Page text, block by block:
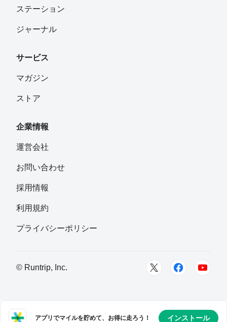
ステーション
ジャーナル
サービス
マガジン
ストア
企業情報
運営会社
お問い合わせ
採用情報
利用規約
プライバシーポリシー
© Runtrip, Inc.
アプリでマイルを貯めて、お得に走ろう！ インストール